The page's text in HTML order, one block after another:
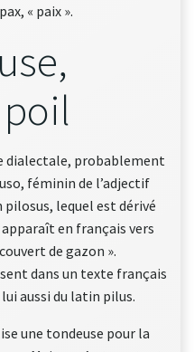
« paix ».
dialectale, probablement
féminin de l’adjectif
lequel est dérivé
en français vers
de gazon ».
dans un texte français
aussi du latin pilus.
une tondeuse pour la